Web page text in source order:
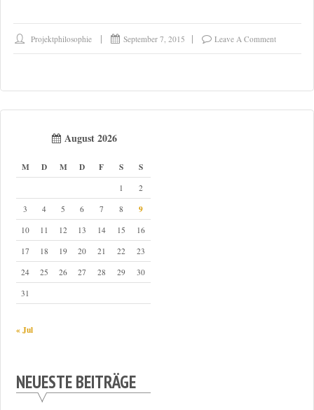
Projektphilosophie September 7, 2015 Leave A Comment
August 2026
M D M D F S S
1
2
3
4 5 6 7 8 9
10 11 12 13 14 15
16
17
18 19 20 21 22
23
24
25 26 27 28 29
30
31
« Jul
NEUESTE BEITRÄGE